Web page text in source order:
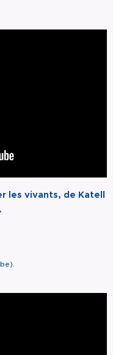
les vivants, de Katell
.